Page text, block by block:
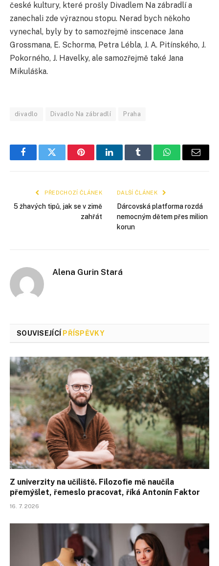
české kultury, které prošly Divadlem Na zábradlí a
zanechali zde výraznou stopu. Nerad bych někoho
vynechal, byly by to samozřejmě inscenace Jana
Grossmana, E. Schorma, Petra Lébla, J. A. Pitínského, J.
Pokorného, J. Havelky, ale samozřejmě také Jana
Mikuláška.
divadlo Divadlo Na zábradlí Praha
FacebookTwitter PinterestLinkedInTumblr WhatsApp
E-
PŘEDCHOZÍ ČLÁNEK
5 žhavých tipů, jak se v zimě
zahřát
DALŠÍ ČLÁNEK
Dárcovská platforma rozdá
nemocným dětem přes milion
korun
Alena Gurin Stará
SOUVISEJÍCÍ PŘÍSPĚVKY
Z univerzity na učiliště. Filozofie mě naučila
přemýšlet, řemeslo pracovat, říká Antonín Faktor
16. 7. 2026